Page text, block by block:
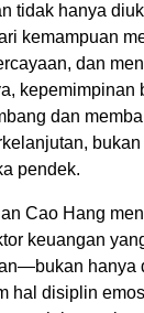
tidak hanya
kemampuan
dan
kepemimpinan
dan
pendek.
Cao Hang
keuangan
hanya
hal disiplin